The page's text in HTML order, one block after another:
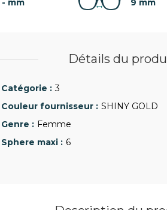
- mm 9 mm
Détails du
3
SHINY GOLD
Femme
6